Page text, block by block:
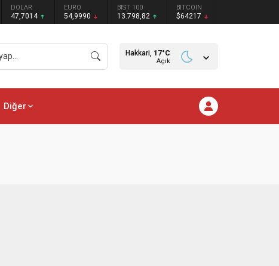
DOLAR
47,7014
EURO
54,9990
BIST 100
13.798,82
BITCOIN
$64217
Hakkari, 17°C
Açık
Diğer